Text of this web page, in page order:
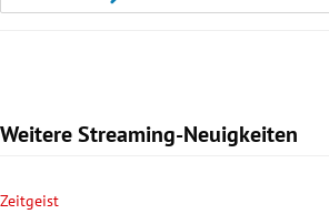
Weitere Streaming-Neuigkeiten
Zeitgeist